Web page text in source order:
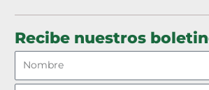
Recibe nuestros